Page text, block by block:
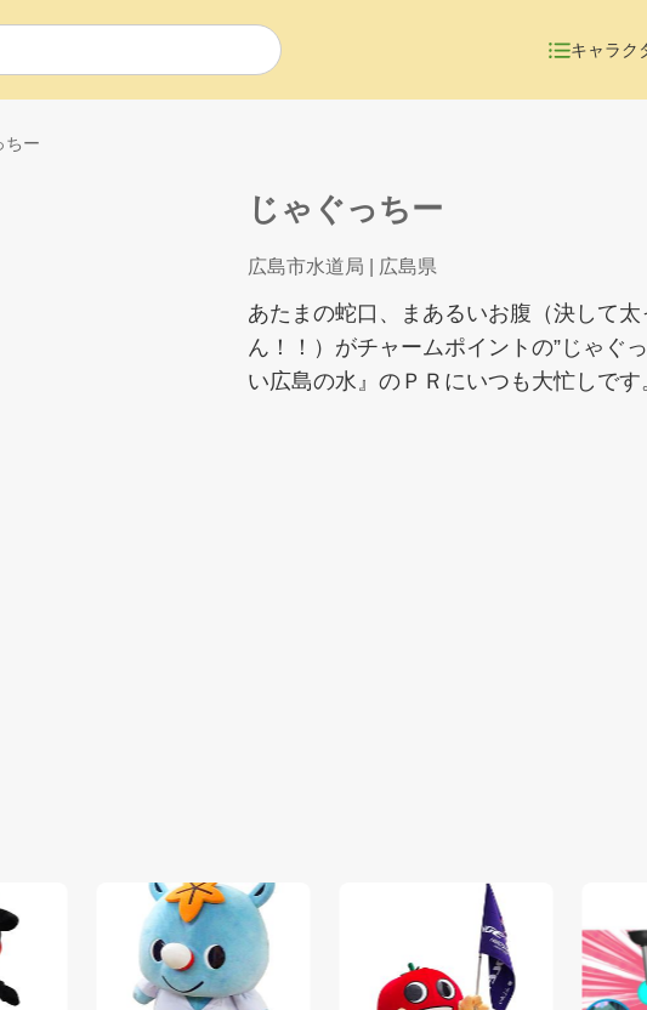
キャラク
ちー
じゃぐっちー
広島市水道局 | 広島県
あたまの蛇口、まあるいお腹（決して
ん！！）がチャームポイントの”じゃぐ
い広島の水』のＰＲにいつも大忙しです